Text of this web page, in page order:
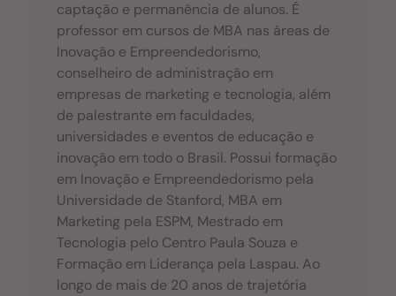
captação e permanência de alunos. É
professor em cursos de MBA nas áreas de
Inovação e Empreendedorismo,
conselheiro de administração em
empresas de marketing e tecnologia, além
de palestrante em faculdades,
universidades e eventos de educação e
inovação em todo o Brasil. Possui formação
em Inovação e Empreendedorismo pela
Universidade de Stanford, MBA em
Marketing pela ESPM, Mestrado em
Tecnologia pelo Centro Paula Souza e
Formação em Liderança pela Laspau. Ao
longo de mais de 20 anos de trajetória